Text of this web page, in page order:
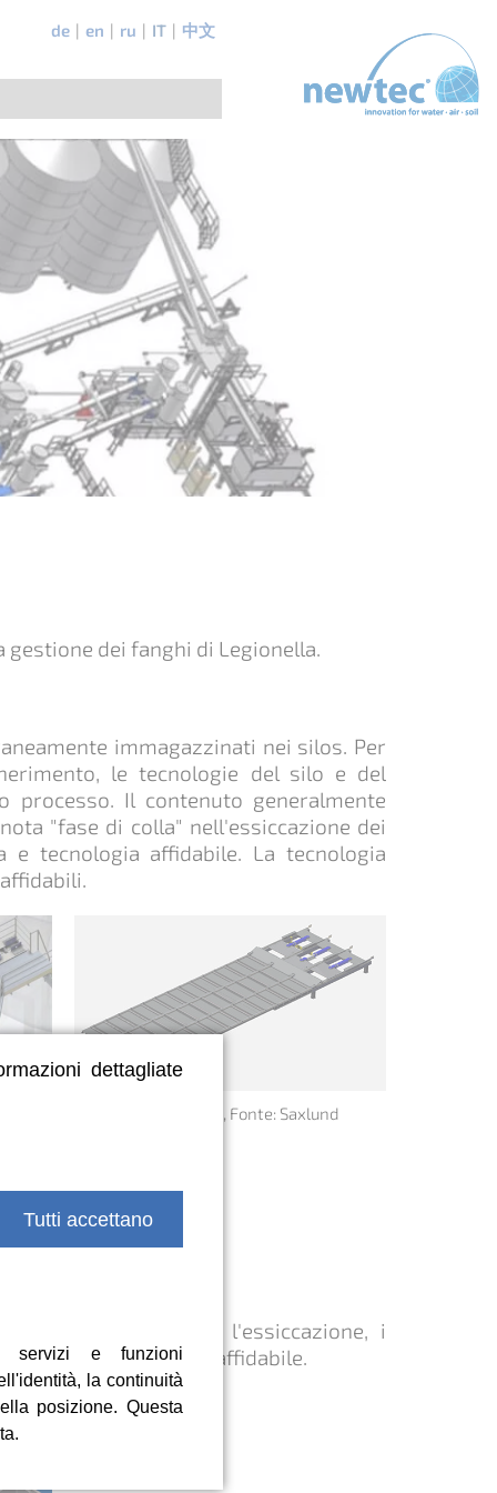
de en ru IT 中文
dei fanghi di Legionella.
immagazzinati nei silos. Per
le tecnologie del silo e del
Il contenuto generalmente
"fase di colla" nell'essiccazione dei
tecnologia affidabile. La tecnologia
Pavimento a Spinta , Fonte: Saxlund
la disidratazione e l'essiccazione, i
di trasporto più affidabile.
dettagliate
Tutti accettano
servizi e funzioni
la continuità
posizione. Questa